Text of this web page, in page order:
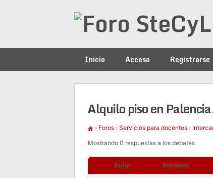
Inicio Acceso Registrarse
Alquilo piso en
› Foros › Servicios para docentes ›
Mostrando 0 respuestas a los debates
Autor Entradas